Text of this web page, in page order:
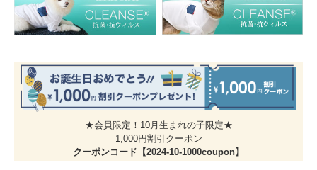
プレゼントにもぴったりのかわいい形
適度な大きさで、ちょっとした“ごほうび”として与えるのに最適。かぼちゃなら
★会員限定！10月生まれの子限定★
1,000円割引クーポン
クーポンコード【2024-10-1000coupon】